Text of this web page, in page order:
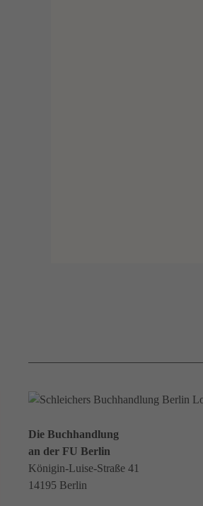
Die Buchhandlung
an der FU Berlin
Königin-Luise-Straße 41
14195 Berlin